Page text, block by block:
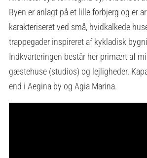
Byen er anlagt på et lille forbjerg og er
karakteriseret ved små, hvidkalkede
trappegader inspireret af kykladisk
Indkvarteringen består her primært af
gæstehuse (studios) og lejligheder.
end i Aegina by og Agia Marina.